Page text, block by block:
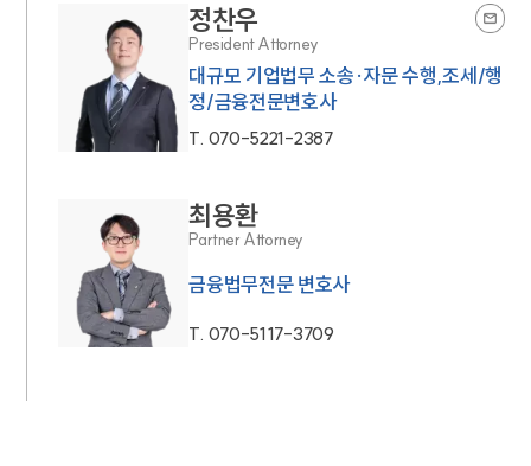
정찬우
President Attorney
대규모 기업법무 소송·자문 수행,조세/행
정/금융전문변호사
T. 070-5221-2387
최용환
Partner Attorney
금융법무전문 변호사
T. 070-5117-3709